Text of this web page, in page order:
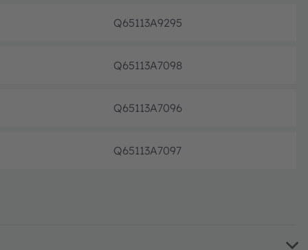
Q65113A9295
Q65113A7098
Q65113A7096
Q65113A7097